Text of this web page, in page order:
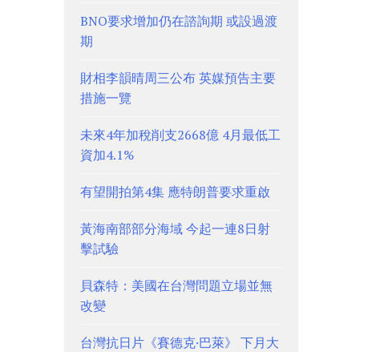
BNO要求增加仍在諮詢期 或設過渡
期
財相李韻晴周三公布 英媒預告主要
措施一覽
未來4年加稅削支2668億 4月最低工
資加4.1%
有望開拍第4集 應特朗普要求重啟
黃海南部部分海域 今起一連8日射
擊試驗
貝森特：美國在台灣問題立場並無
改變
台灣抗日片《賽德克·巴萊》 下月大